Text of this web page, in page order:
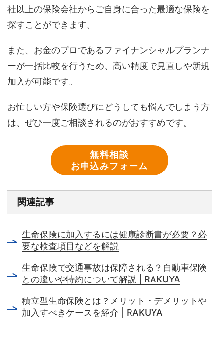
社以上の保険会社からご自身に合った最適な保険を
探すことができます。
また、お金のプロであるファイナンシャルプランナ
ーが一括比較を行うため、高い精度で見直しや新規
加入が可能です。
お忙しい方や保険選びにどうしても悩んでしまう方
は、ぜひ一度ご相談されるのがおすすめです。
無料相談
お申込みフォーム
関連記事
生命保険に加入するには健康診断書が必要？必
要な検査項目などを解説
生命保険で交通事故は保障される？自動車保険
との違いや特約について解説 | RAKUYA
積立型生命保険とは？メリット・デメリットや
加入すべきケースを紹介 | RAKUYA